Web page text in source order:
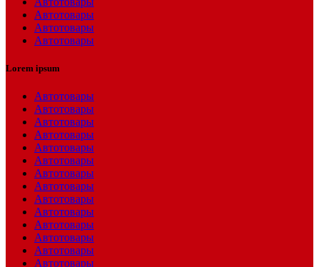
Автотовары
Автотовары
Автотовары
Lorem ipsum
Автотовары
Автотовары
Автотовары
Автотовары
Автотовары
Автотовары
Автотовары
Автотовары
Автотовары
Автотовары
Автотовары
Автотовары
Автотовары
Автотовары